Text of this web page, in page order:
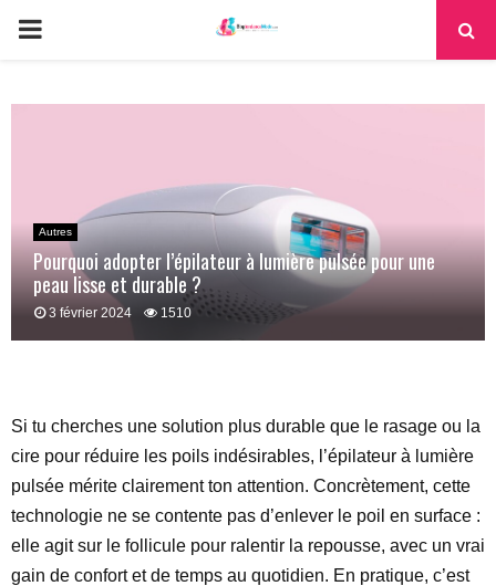
PRIMARY
Autres
Pourquoi adopter l’épilateur à lumière pulsée pour une
peau lisse et durable ?
3 février 2024 1510
Si tu cherches une solution plus durable que le rasage ou la
cire pour réduire les poils indésirables, l’épilateur à lumière
pulsée mérite clairement ton attention. Concrètement, cette
technologie ne se contente pas d’enlever le poil en surface :
elle agit sur le follicule pour ralentir la repousse, avec un vrai
gain de confort et de temps au quotidien. En pratique, c’est